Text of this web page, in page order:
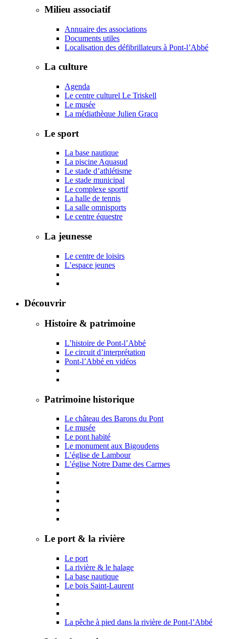
Milieu associatif
Annuaire des associations
Documents utiles
Localisation des défibrillateurs à Pont-l’Abbé
La culture
Agenda
Le centre culturel Le Triskell
Le musée
La médiathèque Julien Gracq
Le sport
La base nautique
La piscine Aquasud
Le stade d’athlétisme
Le stade municipal
Le complexe sportif
La halle de tennis
La salle omnisports
Le centre équestre
La jeunesse
Le centre de loisirs
L’espace jeunes
Découvrir
Histoire & patrimoine
L’histoire de Pont-l’Abbé
Le circuit d’interprétation
Pont-l’Abbé en vidéos
Patrimoine historique
Le château des Barons du Pont
Le musée
Le pont habité
Le monument aux Bigoudens
L’église de Lambour
L’église Notre Dame des Carmes
Le port & la rivière
Le port
La rivière & le halage
La base nautique
Le bois Saint-Laurent
La pêche à pied dans la rivière de Pont-l’Abbé